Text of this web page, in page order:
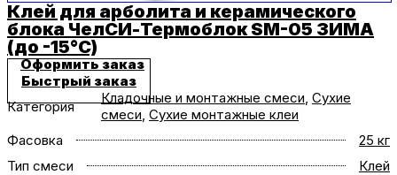
Клей для арболита и керамического
блока ЧелСИ-Термоблок SM-05 ЗИМА
(до -15°C)
Оформить заказ
Быстрый заказ
Категория
Кладочные и монтажные смеси, Сухие
смеси, Сухие монтажные клеи
Фасовка
25 кг
Тип смеси
Клей